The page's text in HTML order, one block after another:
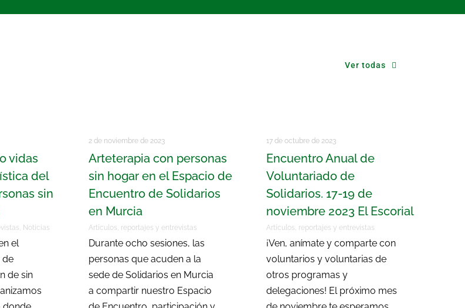
Ver todas
vidas
del
sin
Noticias
el
de
de sin
2 de noviembre de 2023
Arteterapia con personas
sin hogar en el Espacio de
Encuentro de Solidarios
en Murcia
Artículos, reportajes y entrevistas
Durante ocho sesiones, las
personas que acuden a la
sede de Solidarios en Murcia
a compartir nuestro Espacio
17 de octubre de 2023
Encuentro Anual de
Voluntariado de
Solidarios. 17-19 de
noviembre 2023 El Escorial
Artículos, reportajes y entrevistas
¡Ven, anímate y comparte con
voluntarios y voluntarias de
otros programas y
delegaciones! El próximo mes